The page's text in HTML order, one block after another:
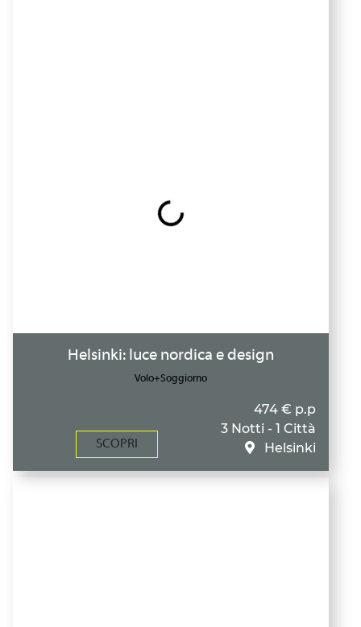
Helsinki: luce nordica e design
Volo+Soggiorno
SCOPRI
474 € p.p
3 Notti - 1 Città
Helsinki